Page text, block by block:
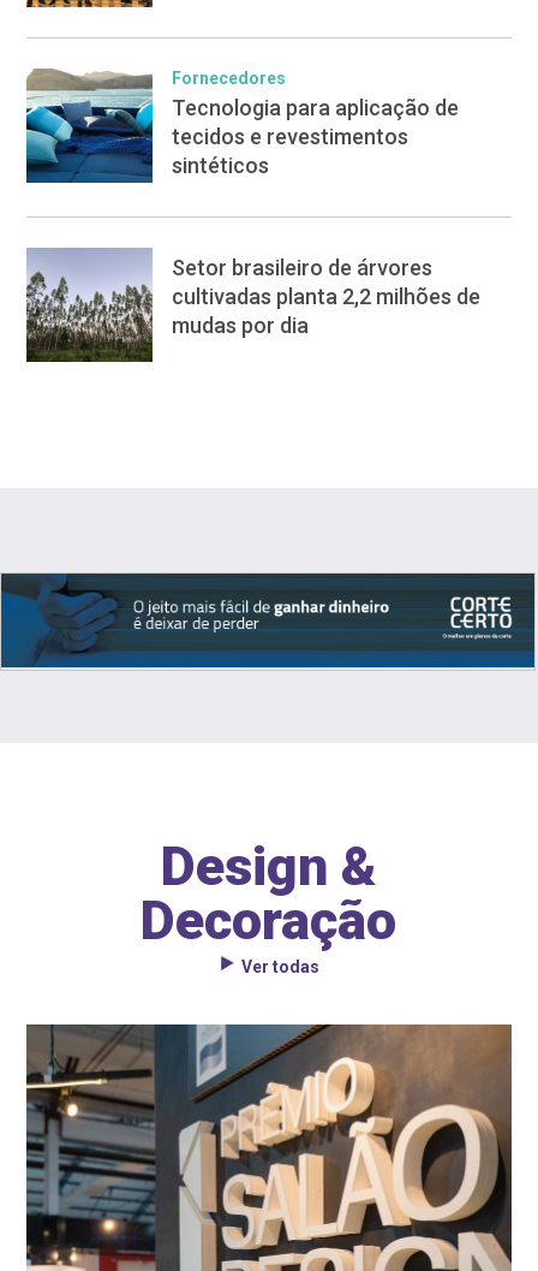
Fornecedores
Tecnologia para aplicação de
tecidos e revestimentos
sintéticos
Setor brasileiro de árvores
cultivadas planta 2,2 milhões de
mudas por dia
Design &
Decoração
Ver todas